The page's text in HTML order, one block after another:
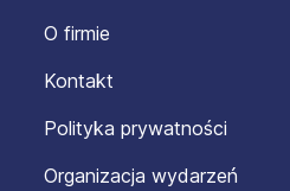
O firmie
Kontakt
Polityka prywatności
Organizacja wydarzeń